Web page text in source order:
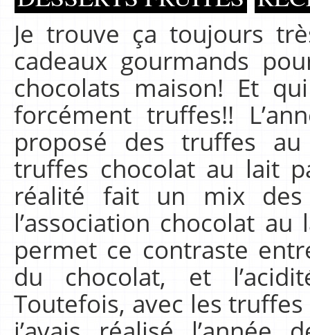
Je trouve ça toujours
cadeaux gourmands
chocolats maison! Et
forcément truffes!!
proposé des truffes
truffes chocolat au lait
réalité fait un mix des
l’association chocolat
permet ce contraste
du chocolat, et
Toutefois, avec les